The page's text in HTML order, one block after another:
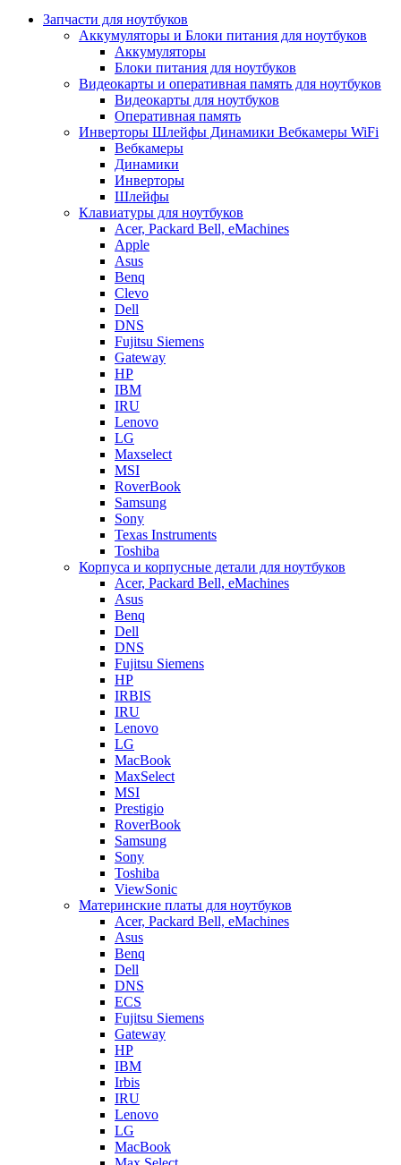
Запчасти для ноутбуков
Аккумуляторы и Блоки питания для ноутбуков
Аккумуляторы
Блоки питания для ноутбуков
Видеокарты и оперативная память для ноутбуков
Видеокарты для ноутбуков
Оперативная память
Инверторы Шлейфы Динамики Вебкамеры WiFi
Вебкамеры
Динамики
Инверторы
Шлейфы
Клавиатуры для ноутбуков
Acer, Packard Bell, eMachines
Apple
Asus
Benq
Clevo
Dell
DNS
Fujitsu Siemens
Gateway
HP
IBM
IRU
Lenovo
LG
Maxselect
MSI
RoverBook
Samsung
Sony
Texas Instruments
Toshiba
Корпуса и корпусные детали для ноутбуков
Acer, Packard Bell, eMachines
Asus
Benq
Dell
DNS
Fujitsu Siemens
HP
IRBIS
IRU
Lenovo
LG
MacBook
MaxSelect
MSI
Prestigio
RoverBook
Samsung
Sony
Toshiba
ViewSonic
Материнские платы для ноутбуков
Acer, Packard Bell, eMachines
Asus
Benq
Dell
DNS
ECS
Fujitsu Siemens
Gateway
HP
IBM
Irbis
IRU
Lenovo
LG
MacBook